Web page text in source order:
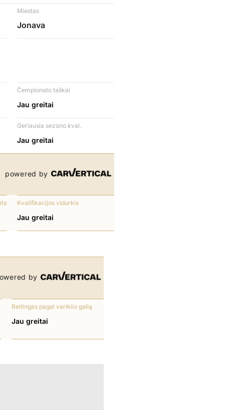
Miestas
Jonava
Čempionato taškai
Jau greitai
Geriausia sezono kval.
Jau greitai
powered by
Kvalifikacijos vidurkis
Jau greitai
by
Reitingas pagal variklio galią
Jau greitai